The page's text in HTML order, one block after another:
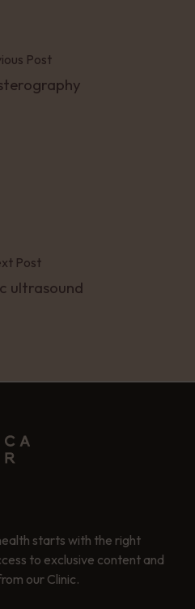
Post
Post
ultrasound
starts with the right
to exclusive content and
our Clinic.